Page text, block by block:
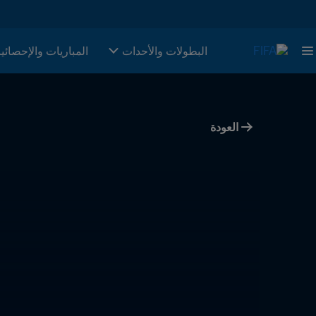
البطولات والأحدات المباريات
العودة